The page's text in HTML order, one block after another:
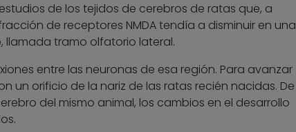
de los tejidos de cerebros de ratas que, a
de receptores NMDA tendía a disminuir en una
llamada tramo olfatorio lateral.
entre las neuronas de esa región. Para avanzar
un orificio de la nariz de las ratas recién nacidas. De
del mismo animal, los cambios en el desarrollo